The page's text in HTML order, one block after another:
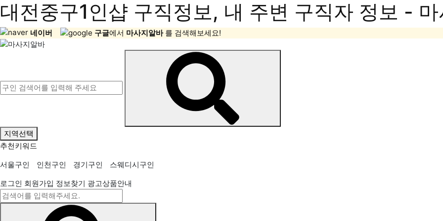
대전중구1인샵 구직정보, 내 주변 구직자 정보 -
네이버 구글에서 마사지알바 를 검색해보세요!
지역선택
추천키워드
서울구인
인천구인 경기구인
스웨디시구인
로그인 회원가입 정보찾기 광고상품안내